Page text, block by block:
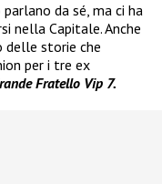
da sé, ma ci ha
nella Capitale. Anche
delle storie che
per i tre ex
Fratello Vip 7.